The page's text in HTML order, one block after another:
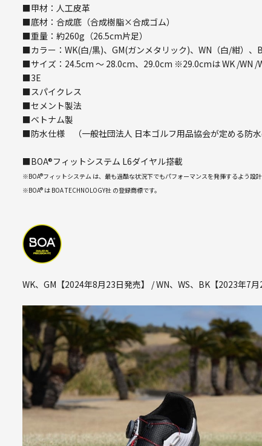
■甲材：人工皮革
■底材：合成底（合成樹脂×合成ゴム）
■重量：約260g（26.5cm片足）
■カラー：WK(白/黒)、GM(ガンメタリック)、WN（白/紺）、
■サイズ：24.5cm ～ 28.0cm、29.0cm ※29.0cmは WK /WN /
■3E
■スパイクレス
■セメント製法
■ベトナム製
■防水仕様 （一般社団法人 日本ゴルフ用品協会が定める防水
■BOA®フィットシステム L6ダイヤル搭載
※BOA®フィットシステム は、最も過酷な状況下でもパフォーマンスを発揮するよう設
※BOA® は BOA TECHNOLOGY社 の登録商標です。
WK、GM【2024年8月23日発売】 / WN、WS、BK【2023年7月